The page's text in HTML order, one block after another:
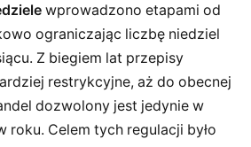
wprowadzono etapami od
ograniczając liczbę niedziel
Z biegiem lat przepisy
restrykcyjne, aż do obecnej
dozwolony jest jedynie w
roku. Celem tych regulacji było